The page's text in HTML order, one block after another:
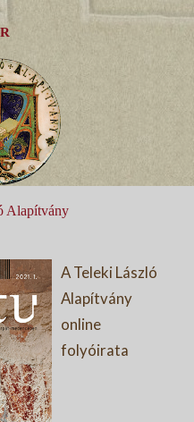
Alapítvány
A Teleki László
Alapítvány
online
folyóirata